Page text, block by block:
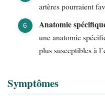
artères pourraient
Anatomie
une anatomie
plus susceptibles à
Symptômes